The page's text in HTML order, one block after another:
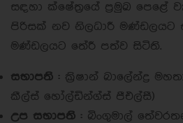
සඳහා ක්ෂේත්‍රයේ ප්‍රමුඛ පෙළේ
පිරිසක් නව නිලධාරී මණ්ඩලයට
මණ්ඩලයට තේරී පත්ව සිටිති.
සභාපති : ක්‍රිෂාන් බාලේන්ද්‍ර
කීල්ස් හෝල්ඩින්ග්ස් පීඑල්සී)
උප සභාපති : බිංගුමාල්